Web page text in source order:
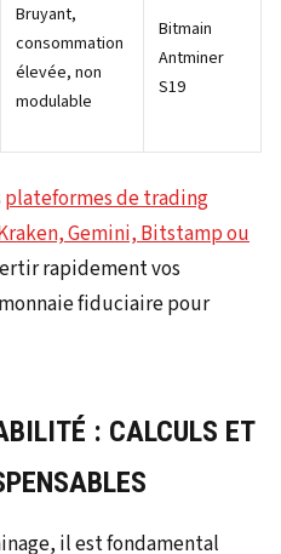
Bruyant,
consommation
élevée, non
modulable
Bitmain
Antminer
S19
plateformes de trading
Gemini, Bitstamp ou
rapidement vos
fiduciaire pour
: CALCULS ET
il est fondamental